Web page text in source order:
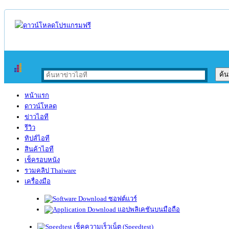
หน้าแรก
ดาวน์โหลด
ข่าวไอที
รีวิว
ทิปส์ไอที
สินค้าไอที
เช็ครอบหนัง
รวมคลิป Thaiware
เครื่องมือ
ซอฟต์แวร์
แอปพลิเคชันบนมือถือ
เช็คความเร็วเน็ต (Speedtest)